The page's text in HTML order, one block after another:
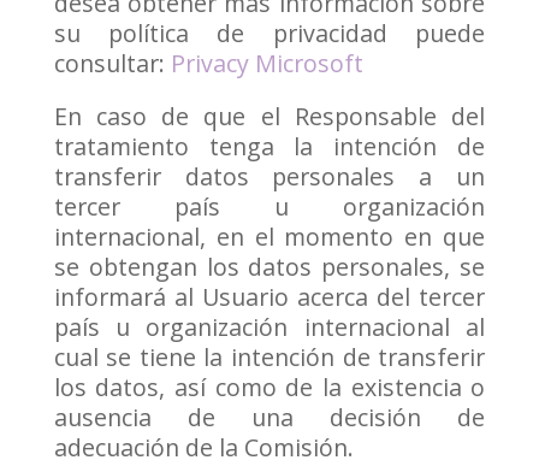
su política de privacidad puede
consultar: Privacy Microsoft
En caso de que el Responsable del
tratamiento tenga la intención de
transferir datos personales a un
tercer país u organización
internacional, en el momento en que
se obtengan los datos personales, se
informará al Usuario acerca del tercer
país u organización internacional al
cual se tiene la intención de transferir
los datos, así como de la existencia o
ausencia de una decisión de
adecuación de la Comisión.